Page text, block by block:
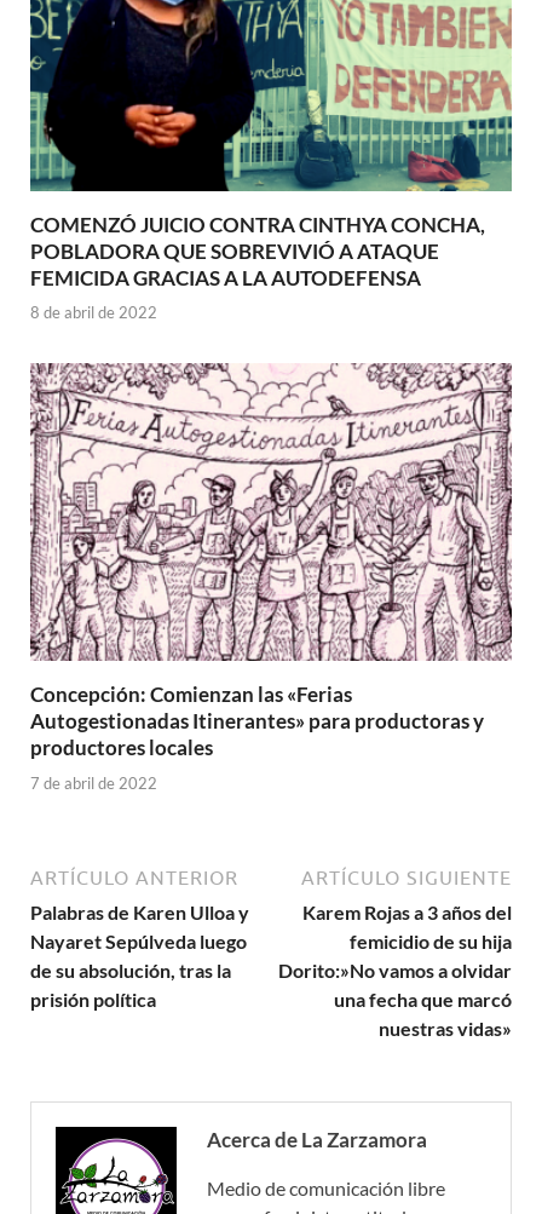
COMENZÓ JUICIO CONTRA CINTHYA CONCHA,
POBLADORA QUE SOBREVIVIÓ A ATAQUE
FEMICIDA GRACIAS A LA AUTODEFENSA
8 de abril de 2022
Concepción: Comienzan las «Ferias
Autogestionadas Itinerantes» para productoras y
productores locales
7 de abril de 2022
ARTÍCULO ANTERIOR
Palabras de Karen Ulloa y
Nayaret Sepúlveda luego
de su absolución, tras la
prisión política
ARTÍCULO SIGUIENTE
Karem Rojas a 3 años del
femicidio de su hija
Dorito:»No vamos a olvidar
una fecha que marcó
nuestras vidas»
Acerca de La Zarzamora
Medio de comunicación libre